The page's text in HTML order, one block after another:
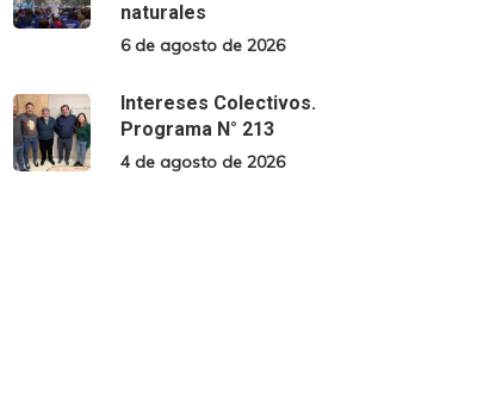
naturales
6 de agosto de 2026
Intereses Colectivos.
Programa N° 213
4 de agosto de 2026